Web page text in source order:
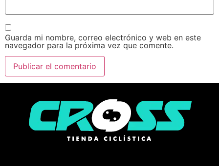
Guarda mi nombre, correo electrónico y web en este
navegador para la próxima vez que comente.